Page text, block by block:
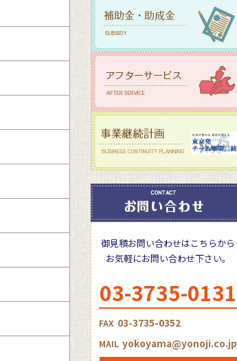
御見積お問い合わせはこちらから
お気軽にお問い合わせ下さい。
03-3735-0131
FAX 03-3735-0352
MAIL yokoyama@yonoji.co.jp